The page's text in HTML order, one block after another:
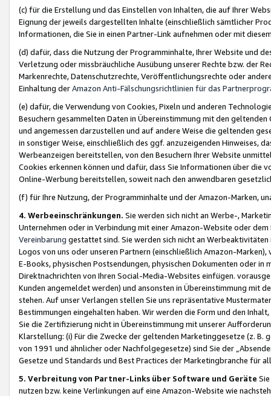
(c) für die Erstellung und das Einstellen von Inhalten, die auf Ihrer
Eignung der jeweils dargestellten Inhalte (einschließlich sämtlicher
Informationen, die Sie in einen Partner-Link aufnehmen oder mit
(d) dafür, dass die Nutzung der Programminhalte, Ihrer Website und
Verletzung oder missbräuchliche Ausübung unserer Rechte bzw. der
Markenrechte, Datenschutzrechte, Veröffentlichungsrechte oder
Einhaltung derAmazon Anti-Fälschungsrichtlinien für das
(e) dafür, die Verwendung von Cookies, Pixeln und anderen
Besuchern gesammelten Daten in Übereinstimmung mit den
und angemessen darzustellen und auf andere Weise die geltenden
in sonstiger Weise, einschließlich des ggf. anzuzeigenden Hinweises,
Werbeanzeigen bereitstellen, von den Besuchern Ihrer Website
Cookies erkennen können und dafür, dass Sie Informationen über die
Online-Werbung bereitstellen, soweit nach den anwendbaren
(f) für Ihre Nutzung, der Programminhalte und der Amazon-Marken,
4. Werbeeinschränkungen. Sie werden sich nicht an Werbe-,
Unternehmen oder in Verbindung mit einer Amazon-Website oder
Vereinbarung gestattet sind. Sie werden sich nicht an
Logos von uns oder unseren Partnern (einschließlich Amazon-
E-Books, physischen Postsendungen, physischen Dokumenten oder in
Direktnachrichten von Ihren Social-Media-Websites einfügen.
Kunden angemeldet werden) und ansonsten in Übereinstimmung mit
stehen. Auf unser Verlangen stellen Sie uns repräsentative
Bestimmungen eingehalten haben. Wir werden die Form und den
Sie die Zertifizierung nicht in Übereinstimmung mit unserer
Klarstellung: (i) Für die Zwecke der geltenden Marketinggesetze (z. B.
von 1991 und ähnlicher oder Nachfolgegesetze) sind Sie der
Gesetze und Standards und Best Practices der Marketingbranche für
5. Verbreitung von Partner-Links über Software und Geräte
nutzen bzw. keine Verlinkungen auf eine Amazon-Website wie